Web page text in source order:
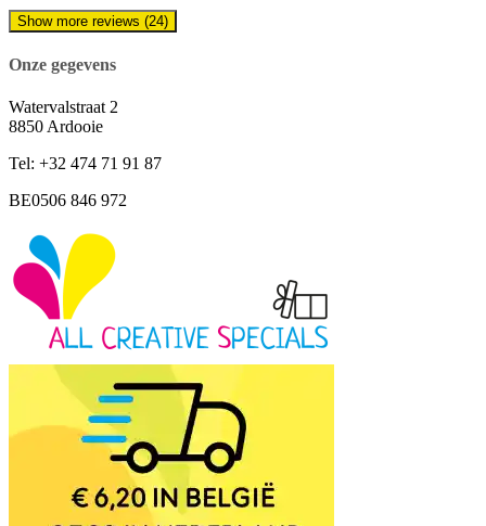
Show more reviews (24)
Onze gegevens
Watervalstraat 2
8850 Ardooie
Tel: +32 474 71 91 87
BE0506 846 972